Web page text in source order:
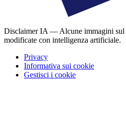
Disclaimer IA — Alcune immagini sul
modificate con intelligenza artificiale.
Privacy
Informativa sui cookie
Gestisci i cookie